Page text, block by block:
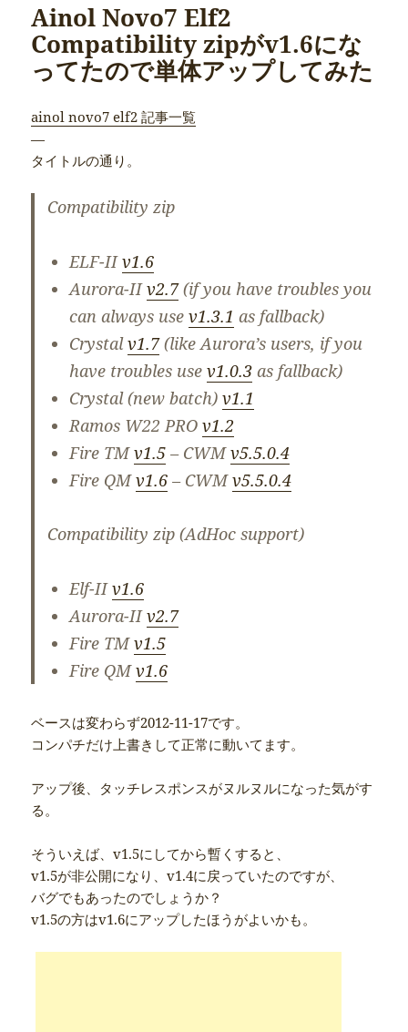
Ainol Novo7 Elf2
Compatibility zipがv1.6にな
ってたので単体アップしてみた
ainol novo7 elf2 記事一覧
—
タイトルの通り。
Compatibility zip
ELF-II v1.6
Aurora-II v2.7(if you have troubles you
can always usev1.3.1 as fallback)
Crystal v1.7(like Aurora’s users, if you
have troubles usev1.0.3 as fallback)
Crystal (new batch) v1.1
Ramos W22 PRO v1.2
Fire TM v1.5 – CWMv5.5.0.4
Fire QM v1.6 – CWMv5.5.0.4
Compatibility zip (AdHoc support)
Elf-II v1.6
Aurora-II v2.7
Fire TM v1.5
Fire QM v1.6
ベースは変わらず2012-11-17です。
コンパチだけ上書きして正常に動いてます。
アップ後、タッチレスポンスがヌルヌルになった気がす
る。
そういえば、v1.5にしてから暫くすると、
v1.5が非公開になり、v1.4に戻っていたのですが、
バグでもあったのでしょうか？
v1.5の方はv1.6にアップしたほうがよいかも。